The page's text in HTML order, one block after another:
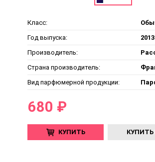
Класс:
Год выпуска:
2013
Производитель:
Страна производитель:
Вид парфюмерной продукции:
680 ₽
КУПИТЬ